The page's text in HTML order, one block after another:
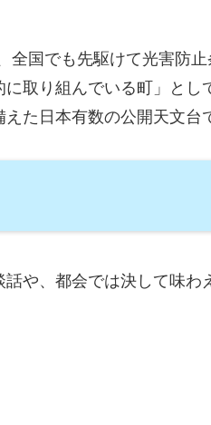
全国でも先駆けて光害防止
取り組んでいる町」とし
た日本有数の公開天文台
や、都会では決して味わ